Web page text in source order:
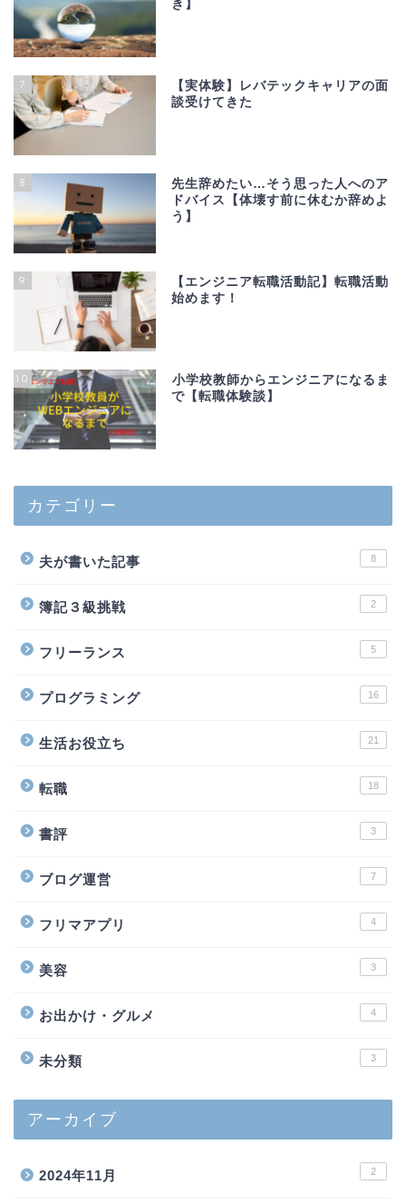
き】
7
【実体験】レバテックキャリアの面
談受けてきた
8
先生辞めたい…そう思った人へのア
ドバイス【体壊す前に休むか辞めよ
う】
9
【エンジニア転職活動記】転職活動
始めます！
10
小学校教師からエンジニアになるま
で【転職体験談】
カテゴリー
夫が書いた記事 8
簿記３級挑戦 2
フリーランス 5
プログラミング 16
生活お役立ち 21
転職 18
書評 3
ブログ運営 7
フリマアプリ 4
美容 3
お出かけ・グルメ 4
未分類 3
アーカイブ
2024年11月 2